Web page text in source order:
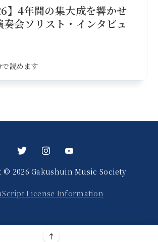
】4年間の集大成を響かせ
会ソリスト・インタビュ
で読めます
2026 Gakushuin Music Society
License Information